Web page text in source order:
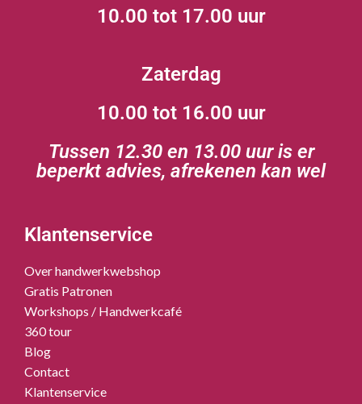
10.00 tot 17.00 uur
Zaterdag
10.00 tot 16.00 uur
Tussen 12.30 en 13.00 uur is er
beperkt advies, afrekenen kan wel
Klantenservice
Over handwerkwebshop
Gratis Patronen
Workshops / Handwerkcafé
360 tour
Blog
Contact
Klantenservice